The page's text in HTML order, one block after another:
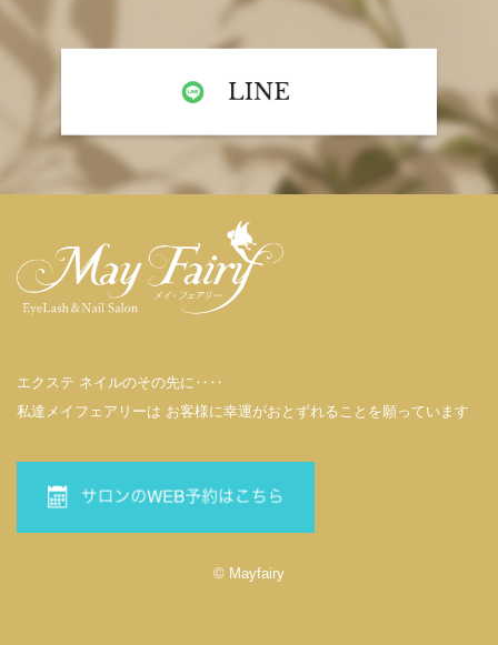
エクステ ネイルのその先に‥‥
私達メイフェアリーは お客様に幸運がおとずれることを願っています
© Mayfairy